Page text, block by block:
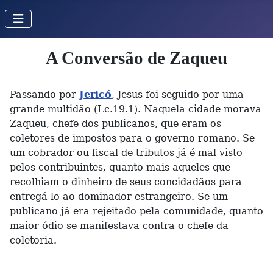
A Conversão de Zaqueu
Passando por Jericó, Jesus foi seguido por uma
grande multidão (Lc.19.1). Naquela cidade morava
Zaqueu, chefe dos publicanos, que eram os
coletores de impostos para o governo romano. Se
um cobrador ou fiscal de tributos já é mal visto
pelos contribuintes, quanto mais aqueles que
recolhiam o dinheiro de seus concidadãos para
entregá-lo ao dominador estrangeiro. Se um
publicano já era rejeitado pela comunidade, quanto
maior ódio se manifestava contra o chefe da
coletoria.